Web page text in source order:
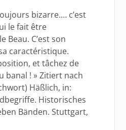
bizarre.… c’est
le fait être
Beau. C’est son
caractéristique.
et tâchez de
banal ! » Zitiert nach
Häßlich, in:
Historisches
Bänden. Stuttgart,